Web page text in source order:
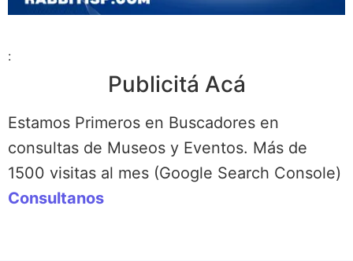
:
Publicitá Acá
Estamos Primeros en Buscadores en
consultas de Museos y Eventos. Más de
1500 visitas al mes (Google Search Console)
Consultanos